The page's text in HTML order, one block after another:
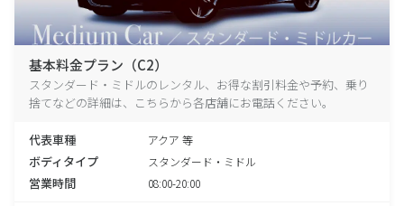
基本料金プラン（C2）
スタンダード・ミドルのレンタル、お得な割引料金や予約、乗り
捨てなどの詳細は、こちらから各店舗にお電話ください。
代表車種 アクア 等
ボディタイプ スタンダード・ミドル
営業時間 08:00-20:00